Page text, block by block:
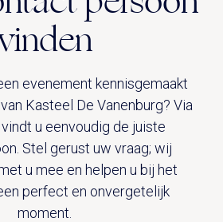
evenement kennisgemaakt
Kasteel De Vanenburg? Via
u eenvoudig de juiste
Stel gerust uw vraag; wij
u mee en helpen u bij het
perfect en onvergetelijk
moment.